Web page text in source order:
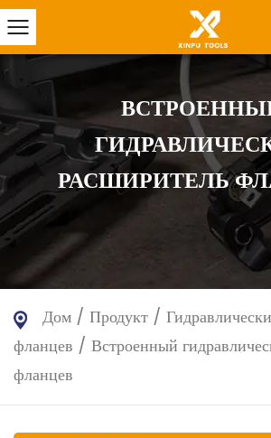
РАСШИРИТЕЛЬ
Дом / Продукт /
фланцев / Встроенный
фланцев